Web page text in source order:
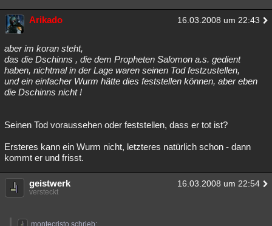
Arikado 16.03.2008 um 22:43
aber im koran steht,
das die Dschinns , die dem Propheten Salomon a.s. gedient
haben, nichtmal in der Lage waren seinen Tod festzustellen,
und ein einfacher Wurm hätte dies feststellen können, aber eben
die Dschinns nicht !
Seinen Tod voraussehen oder feststellen, dass er tot ist?
Ersteres kann ein Wurm nicht, letzteres natürlich schon - dann
kommt er und frisst.
geistwerk 16.03.2008 um 22:54
versteckt
montecristo schrieb: